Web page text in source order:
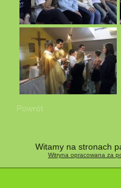
Powrót
Witamy na stronach
Witryna opracowana za